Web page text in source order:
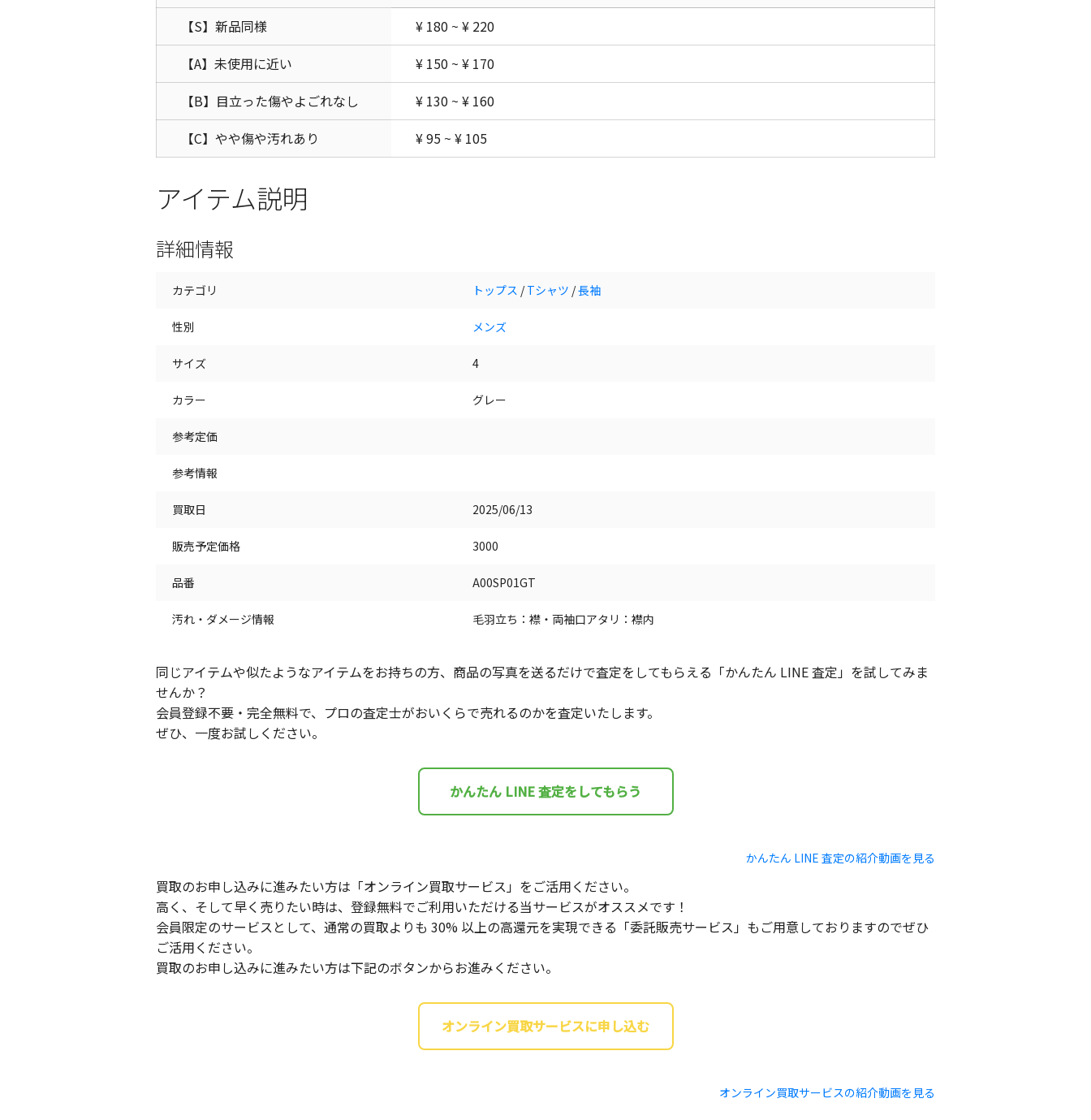
【S】新品同様
¥ 180 ~ ¥ 220
【A】未使用に近い
¥ 150 ~ ¥ 170
【B】目立った傷やよごれなし
¥ 130 ~ ¥ 160
【C】やや傷や汚れあり
¥ 95 ~ ¥ 105
アイテム説明
詳細情報
カテゴリ トップス /Tシャツ /長袖
性別 メンズ
サイズ 4
カラー グレー
参考定価
参考情報
買取日 2025/06/13
販売予定価格 3000
品番 A00SP01GT
汚れ・ダメージ情報 毛羽立ち：襟・両袖口アタリ：襟内
同じアイテムや似たようなアイテムをお持ちの方、商品の写真を送るだけで査定をしてもらえる「かんたん LINE 査定」を試してみま
せんか？
会員登録不要・完全無料で、プロの査定士がおいくらで売れるのかを査定いたします。
ぜひ、一度お試しください。
かんたん LINE 査定をしてもらう
かんたん LINE 査定の紹介動画を見る
買取のお申し込みに進みたい方は「オンライン買取サービス」をご活用ください。
高く、そして早く売りたい時は、登録無料でご利用いただける当サービスがオススメです！
会員限定のサービスとして、通常の買取よりも 30% 以上の高還元を実現できる「委託販売サービス」もご用意しておりますのでぜひ
ご活用ください。
買取のお申し込みに進みたい方は下記のボタンからお進みください。
オンライン買取サービスに申し込む
オンライン買取サービスの紹介動画を見る